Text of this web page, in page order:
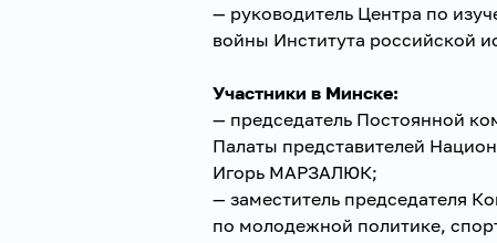
— руководитель Центра по
войны Института российской
Участники в Минске:
— председатель Постоянной
Палаты представителей
Игорь МАРЗАЛЮК;
— заместитель председателя
по молодежной политике,